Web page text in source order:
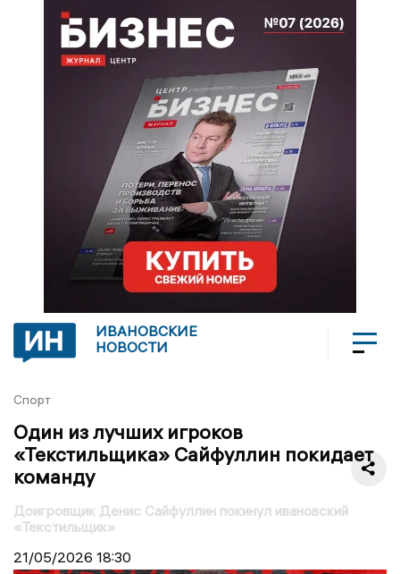
ИВАНОВСКИЕ
НОВОСТИ
Спорт
Один из лучших игроков
«Текстильщика» Сайфуллин покидает
команду
Доигровщик Денис Сайфуллин покинул ивановский
«Текстильщик»
21/05/2026 18:30